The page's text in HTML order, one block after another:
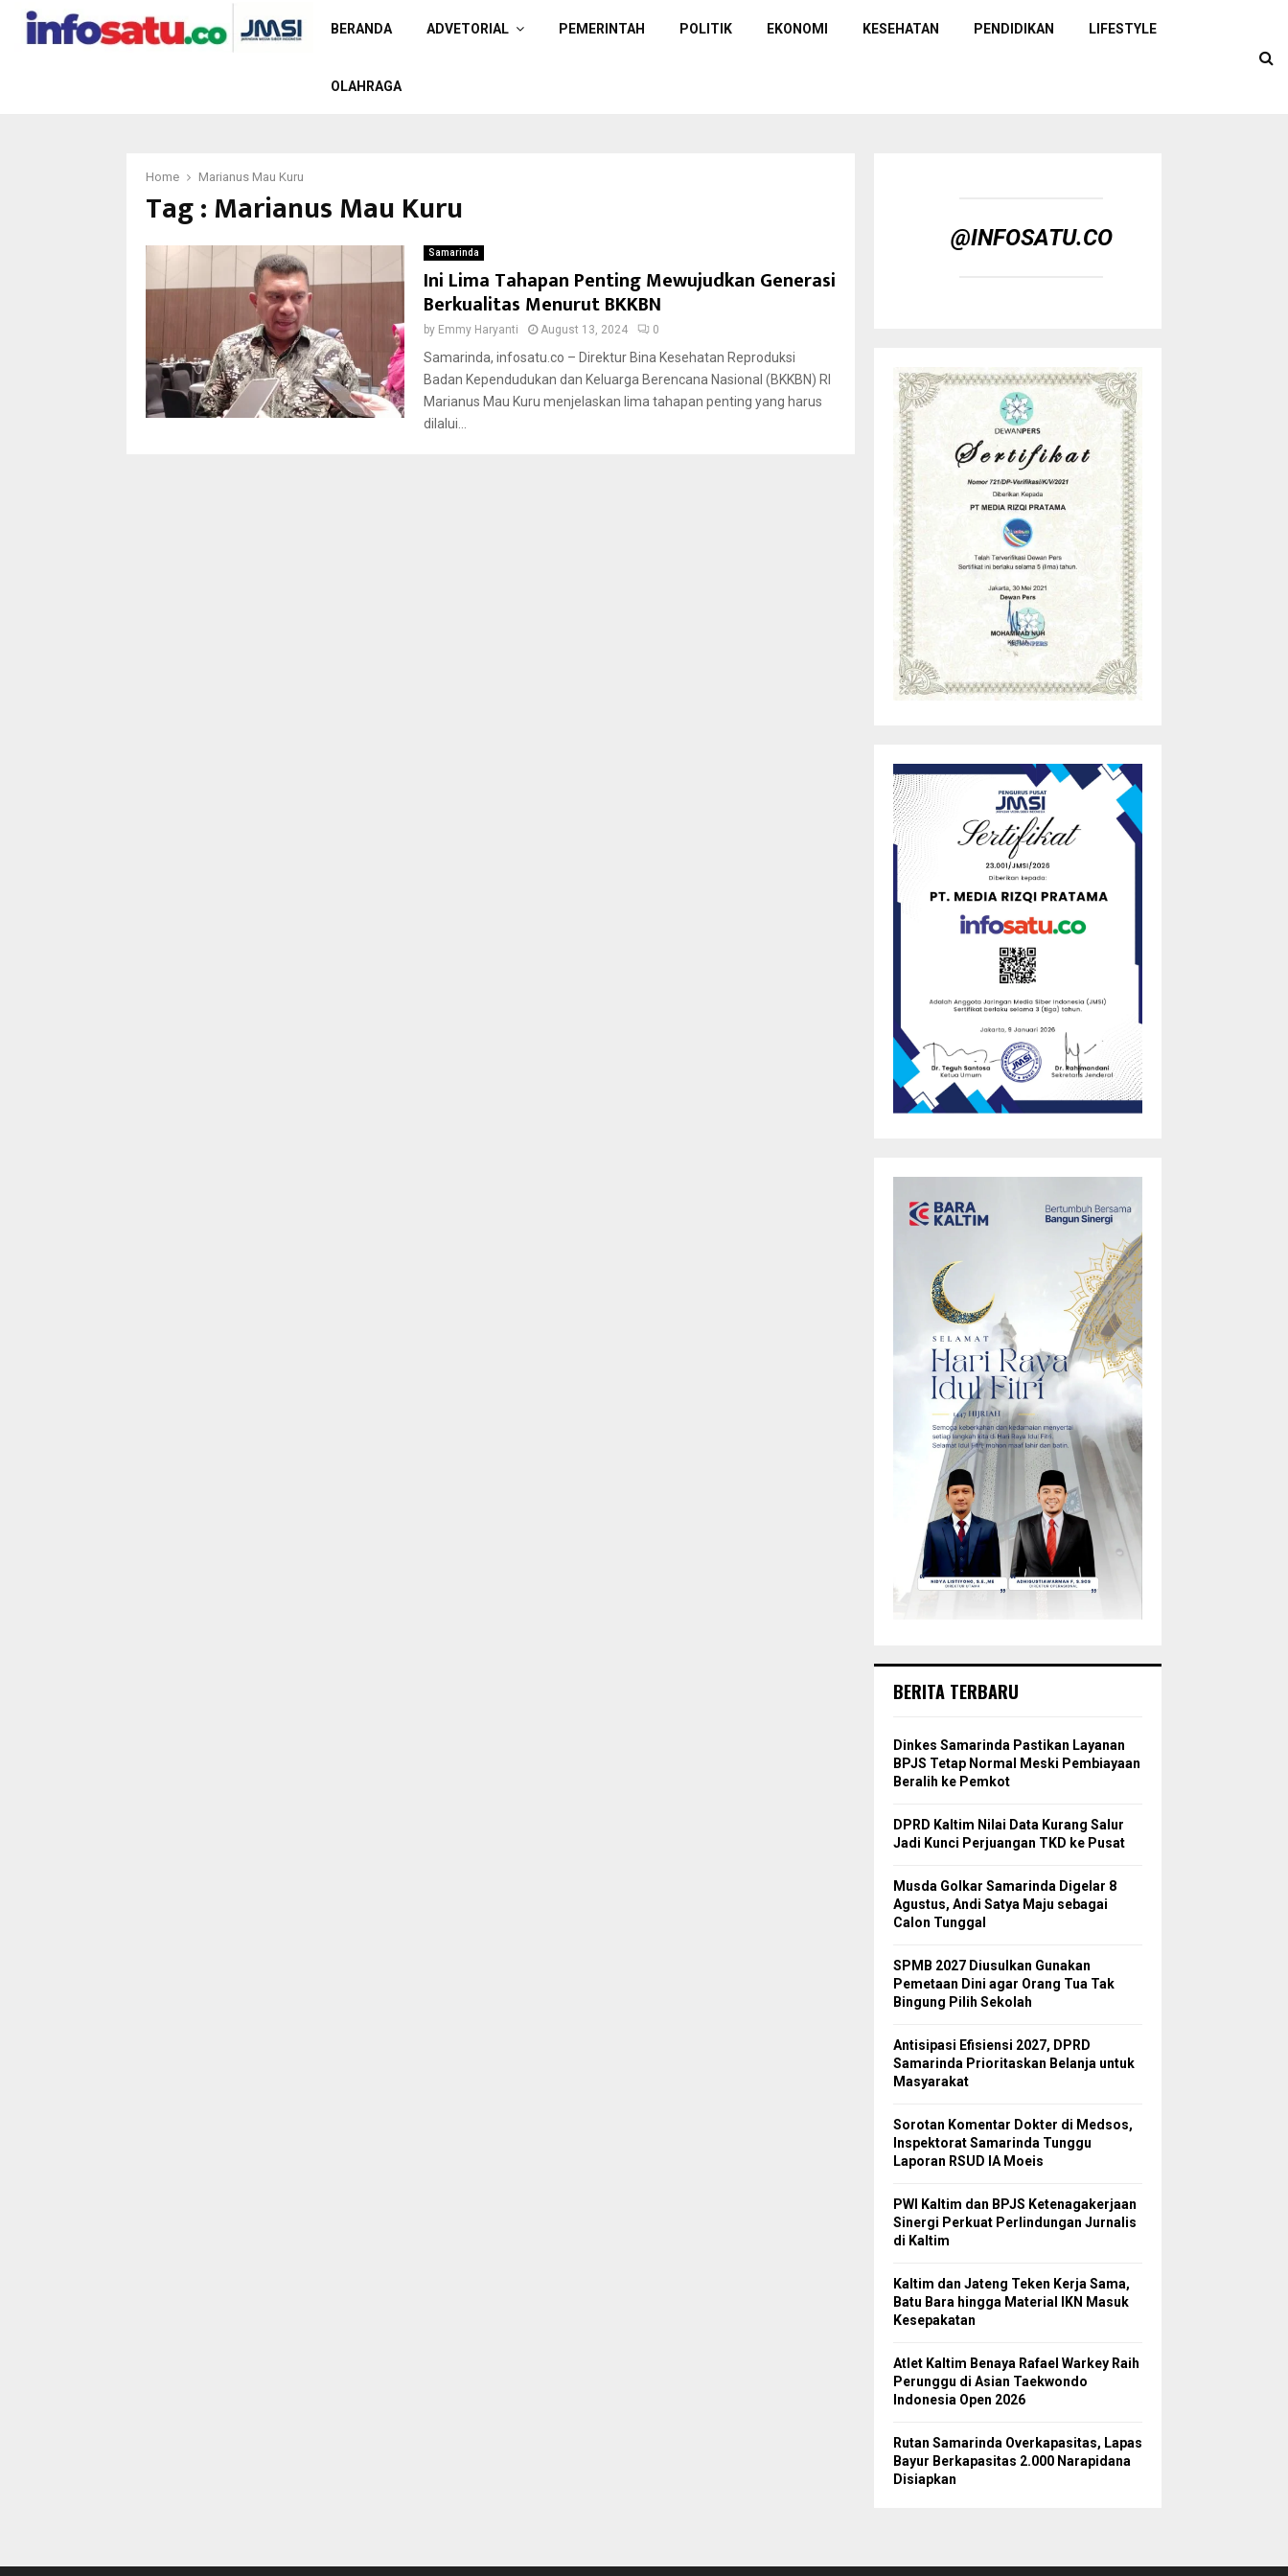
BERANDA ADVETORIAL PEMERINTAH POLITIK EKONOMI KESEHATAN PENDIDIKAN LIFESTYLE
OLAHRAGA
Home Marianus Mau Kuru
Tag : Marianus Mau Kuru
Samarinda
Ini Lima Tahapan Penting Mewujudkan Generasi
Berkualitas Menurut BKKBN
by Emmy Haryanti August 13, 2024 0
Samarinda, infosatu.co – Direktur Bina Kesehatan Reproduksi
Badan Kependudukan dan Keluarga Berencana Nasional (BKKBN) RI
Marianus Mau Kuru menjelaskan lima tahapan penting yang harus
dilalui...
@INFOSATU.CO
BERITA TERBARU
Dinkes Samarinda Pastikan Layanan
BPJS Tetap Normal Meski Pembiayaan
Beralih ke Pemkot
DPRD Kaltim Nilai Data Kurang Salur
Jadi Kunci Perjuangan TKD ke Pusat
Musda Golkar Samarinda Digelar 8
Agustus, Andi Satya Maju sebagai
Calon Tunggal
SPMB 2027 Diusulkan Gunakan
Pemetaan Dini agar Orang Tua Tak
Bingung Pilih Sekolah
Antisipasi Efisiensi 2027, DPRD
Samarinda Prioritaskan Belanja untuk
Masyarakat
Sorotan Komentar Dokter di Medsos,
Inspektorat Samarinda Tunggu
Laporan RSUD IA Moeis
PWI Kaltim dan BPJS Ketenagakerjaan
Sinergi Perkuat Perlindungan Jurnalis
di Kaltim
Kaltim dan Jateng Teken Kerja Sama,
Batu Bara hingga Material IKN Masuk
Kesepakatan
Atlet Kaltim Benaya Rafael Warkey Raih
Perunggu di Asian Taekwondo
Indonesia Open 2026
Rutan Samarinda Overkapasitas, Lapas
Bayur Berkapasitas 2.000 Narapidana
Disiapkan